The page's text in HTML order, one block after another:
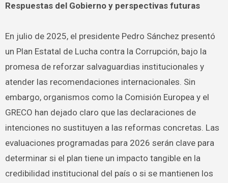
Respuestas del Gobierno y perspectivas futuras
En julio de 2025, el presidente Pedro Sánchez presentó
un Plan Estatal de Lucha contra la Corrupción, bajo la
promesa de reforzar salvaguardias institucionales y
atender las recomendaciones internacionales. Sin
embargo, organismos como la Comisión Europea y el
GRECO han dejado claro que las declaraciones de
intenciones no sustituyen a las reformas concretas. Las
evaluaciones programadas para 2026 serán clave para
determinar si el plan tiene un impacto tangible en la
credibilidad institucional del país o si se mantienen los